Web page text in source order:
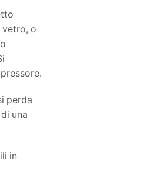
o
perda
una
in